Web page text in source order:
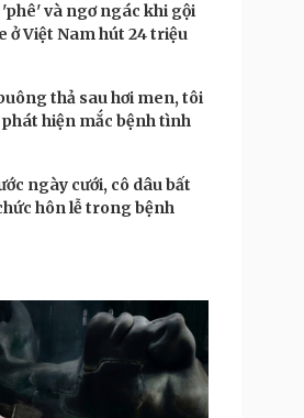
và ngơ ngác khi gội
ở Việt Nam hút 24 triệu
thả sau hơi men, tôi
hiện mắc bệnh tình
ngày cưới, cô dâu bất
hôn lễ trong bệnh